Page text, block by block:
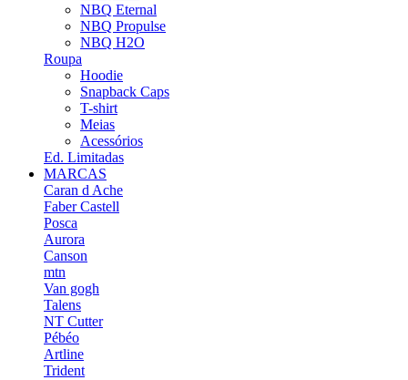
NBQ Eternal
NBQ Propulse
NBQ H2O
Roupa
Hoodie
Snapback Caps
T-shirt
Meias
Acessórios
Ed. Limitadas
MARCAS
Caran d Ache
Faber Castell
Posca
Aurora
Canson
mtn
Van gogh
Talens
NT Cutter
Pébéo
Artline
Trident